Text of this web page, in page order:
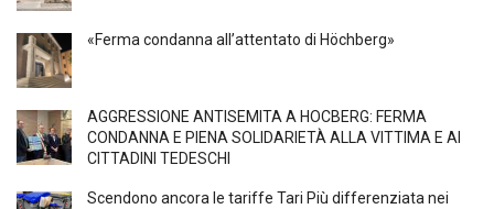
«Ferma condanna all’attentato di Höchberg»
AGGRESSIONE ANTISEMITA A HÖCBERG: FERMA
CONDANNA E PIENA SOLIDARIETÀ ALLA VITTIMA E AI
CITTADINI TEDESCHI
Scendono ancora le tariffe Tari Più differenziata nei